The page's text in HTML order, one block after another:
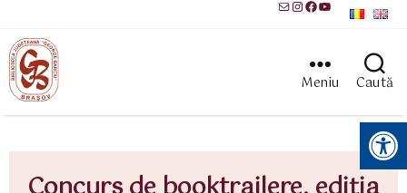
MailInstagram
Facebook
YouTube
Meniu Caută
Instrumente pentru accesibilitate